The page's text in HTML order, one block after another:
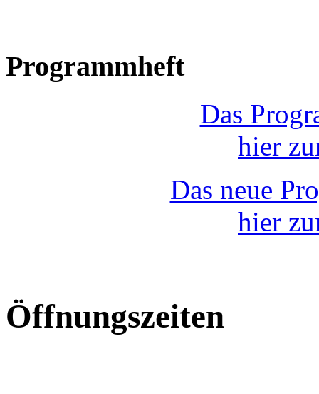
Programmheft
Das
hier
Das neue
hier
Öffnungszeiten